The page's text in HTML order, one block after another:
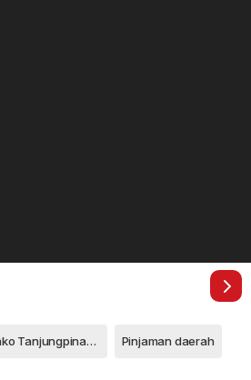
Pemko Tanjungpinang Pinjaman daerah